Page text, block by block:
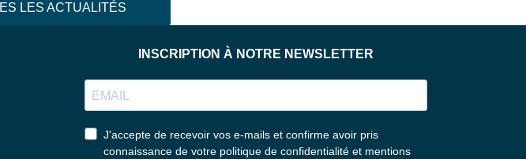
LES ACTUALITÉS